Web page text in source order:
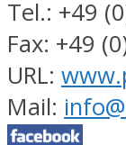
Tel.: +49
Fax: +49
URL:
Mail: